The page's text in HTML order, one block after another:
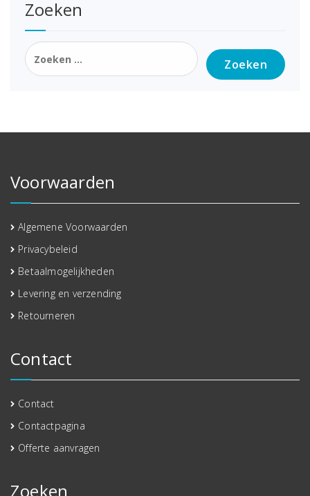
Zoeken
Zoeken
naar:
Voorwaarden
Algemene Voorwaarden
Privacybeleid
Betaalmogelijkheden
Levering en verzending
Retourneren
Contact
Contact
Contactpagina
Offerte aanvragen
Zoeken